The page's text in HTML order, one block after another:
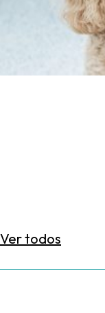
Ver todos